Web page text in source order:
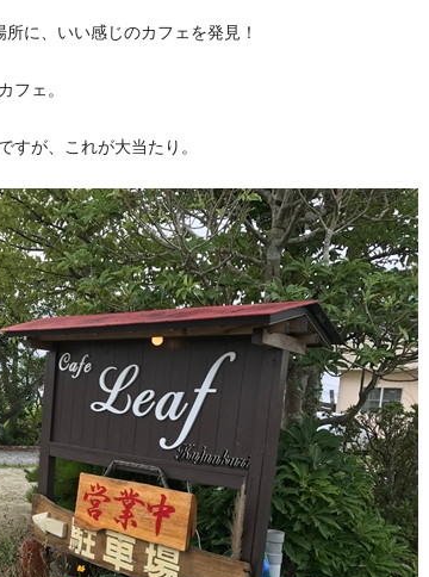
に、いい感じのカフェを発見！
フェ。
すが、これが大当たり。